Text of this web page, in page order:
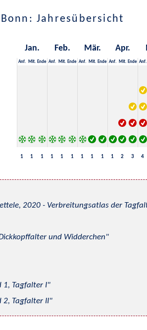
Bonn: Jahresübersicht
Jan. Feb. Mär. Apr.
Anf. Mit. Ende Anf. Mit. Ende Anf. Mit. Ende Anf. Mit. Ende Anf.
1 1 1 1 1 1 1 1 1 1 2 3 4
2020 - Verbreitungsatlas der
und Widderchen
1, Tagfalter I
2, Tagfalter II